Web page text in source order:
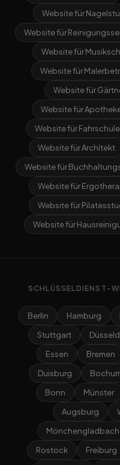
Website für
Website für
Website für
Website für
Website für
Website für
Website für Fahrschule
Website für Architekt
Website für
Website für
Website für
Website für
SCHLÜSSELDIENST-
Berlin Hamburg
Stuttgart
Essen
Bremen
Duisburg
Bonn
Münster
Augsburg
Mönchengladbach
Rostock
Freiburg